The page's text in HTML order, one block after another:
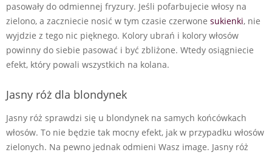
pasowały do odmiennej fryzury. Jeśli pofarbujecie włosy na
zielono, a zaczniecie nosić w tym czasie czerwone sukienki, nie
wyjdzie z tego nic pięknego. Kolory ubrań i kolory włosów
powinny do siebie pasować i być zbliżone. Wtedy osiągniecie
efekt, który powali wszystkich na kolana.
Jasny róż dla blondynek
Jasny róż sprawdzi się u blondynek na samych końcówkach
włosów. To nie będzie tak mocny efekt, jak w przypadku włosów
zielonych. Na pewno jednak odmieni Wasz image. Jasny róż